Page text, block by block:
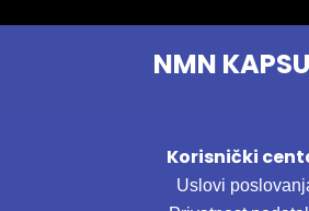
NMN
Korisnički
Uslovi